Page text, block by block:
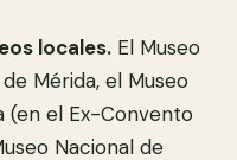
locales. El Museo
Mérida, el Museo
(en el Ex-Convento
Nacional de